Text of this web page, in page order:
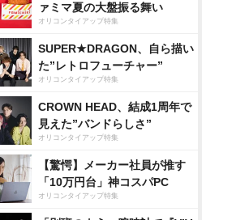
ァミマ夏の大盤振る舞い
オリコンタイアップ特集
SUPER★DRAGON、自ら描い
た”レトロフューチャー”
オリコンタイアップ特集
CROWN HEAD、結成1周年で
見えた”バンドらしさ”
オリコンタイアップ特集
【驚愕】メーカー社員が推す
「10万円台」神コスパPC
オリコンタイアップ特集